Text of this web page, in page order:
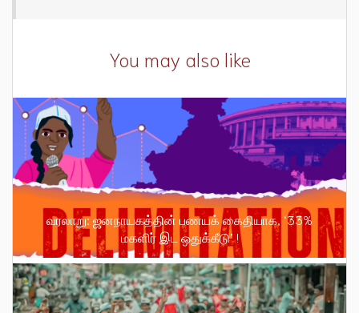
You may also like
வரலாறு: ஜனநாயகத்தின் பணயக் கைதியாக, ‘33%
மகளிர் இட ஒதுக்கீடு’ !